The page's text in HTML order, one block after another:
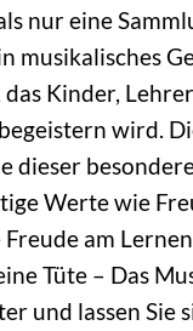
nur eine
musikalisches
Kinder,
wird.
dieser
Werte wie
am
Tüte – Das
und lassen Sie